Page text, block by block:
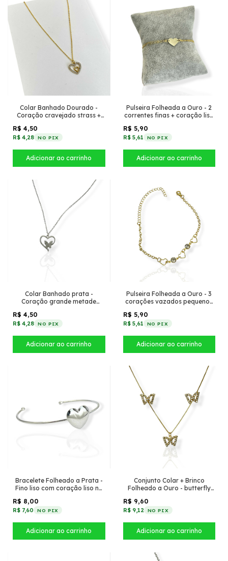
Colar Banhado Dourado -
Coração cravejado strass +
R$ 4,50
R$ 4,28 NO PIX
Pulseira Folheada a Ouro - 2
correntes finas + coração liso
R$ 5,90
R$ 5,61 NO PIX
Colar Banhado prata -
Coração grande metade
R$ 4,50
R$ 4,28 NO PIX
Pulseira Folheada a Ouro - 3
corações vazados pequenos
R$ 5,90
R$ 5,61 NO PIX
Bracelete Folheado a Prata -
Fino liso com coração liso no
R$ 8,00
R$ 7,60 NO PIX
Conjunto Colar + Brinco
Folheado a Ouro - butterfly
R$ 9,60
R$ 9,12 NO PIX